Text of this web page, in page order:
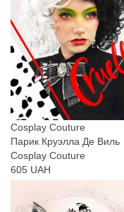
Cosplay Couture
Парик Круэлла Де Виль
Cosplay Couture
605 UAH